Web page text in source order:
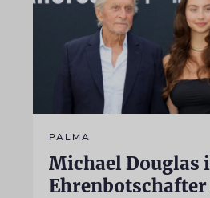
PALMA
Michael Douglas